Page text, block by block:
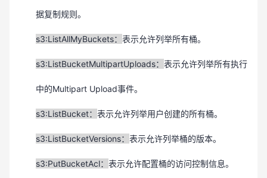
据复制规则。
s3:ListAllMyBuckets： 表示允许列举所有桶。
s3:ListBucketMultipartUploads： 表示允许列举所有执行
中的Multipart Upload事件。
s3:ListBucket： 表示允许列举用户创建的所有桶。
s3:ListBucketVersions： 表示允许列举桶的版本。
s3:PutBucketAcl： 表示允许配置桶的访问控制信息。